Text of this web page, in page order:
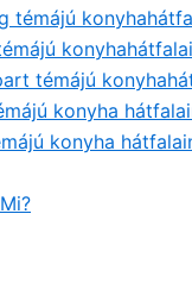
témájú
témájú
konyha
konyha